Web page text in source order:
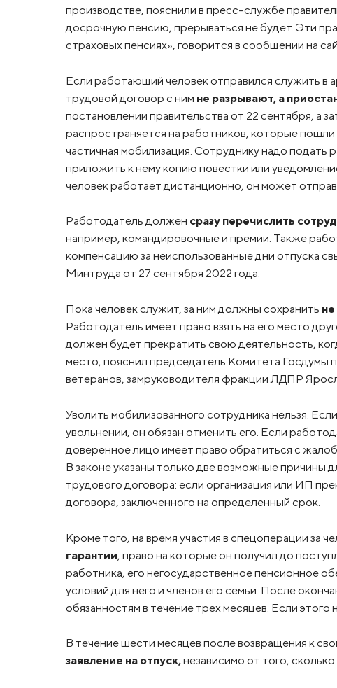
производстве, пояснили в пресс-службе
досрочную пенсию, прерываться не будет. Эти
страховых пенсиях», говорится в сообщении на
Если работающий человек отправился служить в
трудовой договор с ним не разрывают, а
постановлении правительства от 22 сентября, а
распространяется на работников, которые пошли
частичная мобилизация. Сотруднику надо
приложить к нему копию повестки или
человек работает дистанционно, он может
Работодатель должен сразу перечислить
например, командировочные и премии. Также
компенсацию за неиспользованные дни отпуска
Минтруда от 27 сентября 2022 года.
Пока человек служит, за ним должны сохранить
Работодатель имеет право взять на его место
должен будет прекратить свою деятельность,
место, пояснил председатель Комитета Госдумы
ветеранов, замруководителя фракции ЛДПР
Уволить мобилизованного сотрудника нельзя.
увольнении, он обязан отменить его. Если
доверенное лицо имеет право обратиться с
В законе указаны только две возможные причины
трудового договора: если организация или ИП
договора, заключенного на определенный срок.
Кроме того, на время участия в спецоперации за
гарантии, право на которые он получил до
работника, его негосударственное пенсионное
условий для него и членов его семьи. После
обязанностям в течение трех месяцев. Если
В течение шести месяцев после возвращения к
заявление на отпуск,независимо от того,